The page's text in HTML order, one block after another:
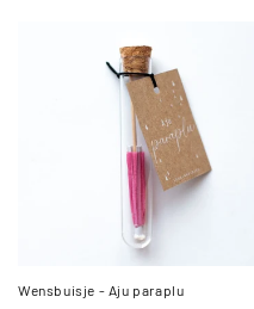
Wensbuisje - Aju paraplu